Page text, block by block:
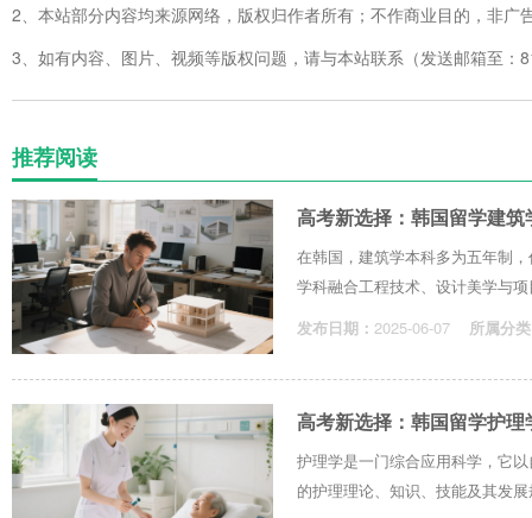
2、本站部分内容均来源网络，版权归作者所有；不作商业目的，非广
3、如有内容、图片、视频等版权问题，请与本站联系（发送邮箱至
推荐阅读
高考新选择：韩国留学建
在韩国，建筑学本科多为五年制
学科融合工程技术、设计美学与
发布日期： 2025-06-07 所属分
高考新选择：韩国留学护
护理学是一门综合应用科学，它
的护理理论、知识、技能及其发